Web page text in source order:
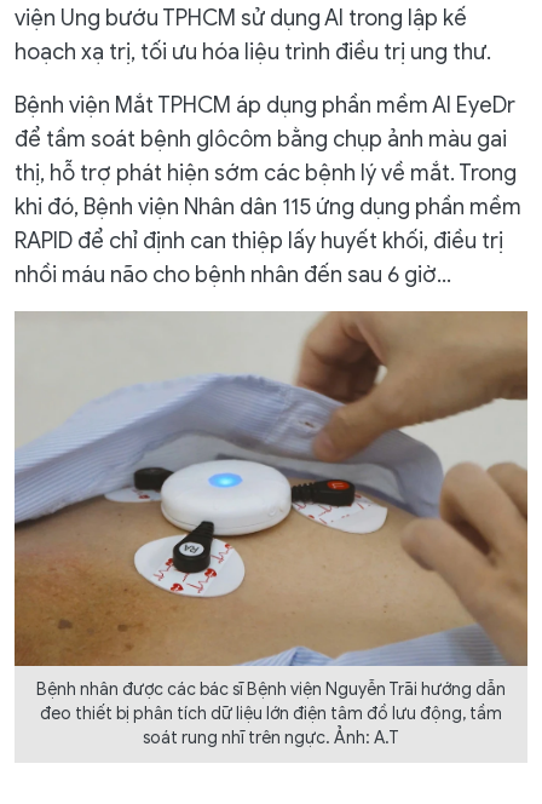
viện Ung bướu TPHCM sử dụng AI trong lập kế
hoạch xạ trị, tối ưu hóa liệu trình điều trị ung thư.
Bệnh viện Mắt TPHCM áp dụng phần mềm AI EyeDr
để tầm soát bệnh glôcôm bằng chụp ảnh màu gai
thị, hỗ trợ phát hiện sớm các bệnh lý về mắt. Trong
khi đó, Bệnh viện Nhân dân 115 ứng dụng phần mềm
RAPID để chỉ định can thiệp lấy huyết khối, điều trị
nhồi máu não cho bệnh nhân đến sau 6 giờ...
Bệnh nhân được các bác sĩ Bệnh viện Nguyễn Trãi hướng dẫn
đeo thiết bị phân tích dữ liệu lớn điện tâm đồ lưu động, tầm
soát rung nhĩ trên ngực. Ảnh: A.T